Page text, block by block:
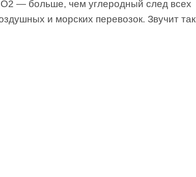
— больше, чем углеродный след всех
и морских перевозок. Звучит так